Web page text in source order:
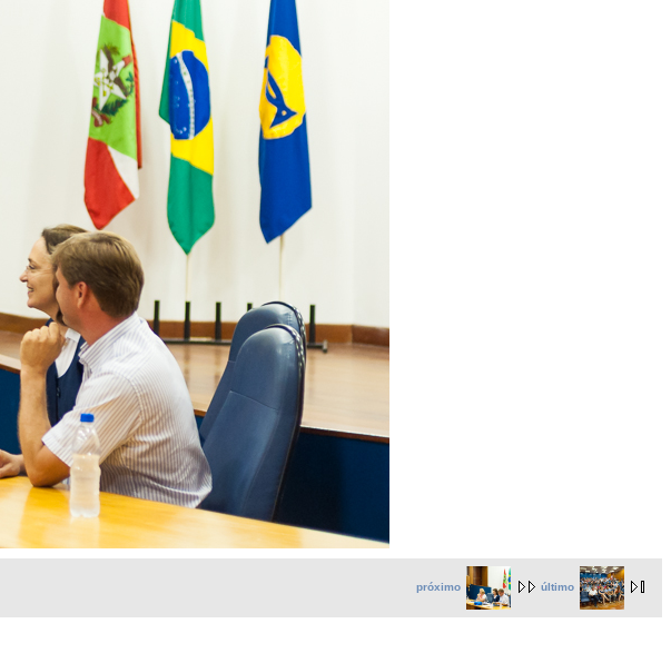
próximo último